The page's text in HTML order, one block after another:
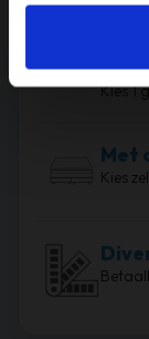
of 2
Kies 1
Met
Kies